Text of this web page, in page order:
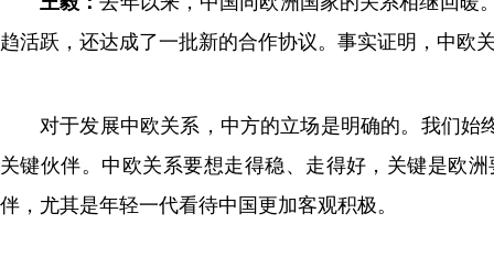
趋活跃，还达成了一批新的合作协议。事实证明，中欧
对于发展中欧关系，中方的立场是明确的。我们
关键伙伴。中欧关系要想走得稳、走得好，关键是欧
伴，尤其是年轻一代看待中国更加客观积极。